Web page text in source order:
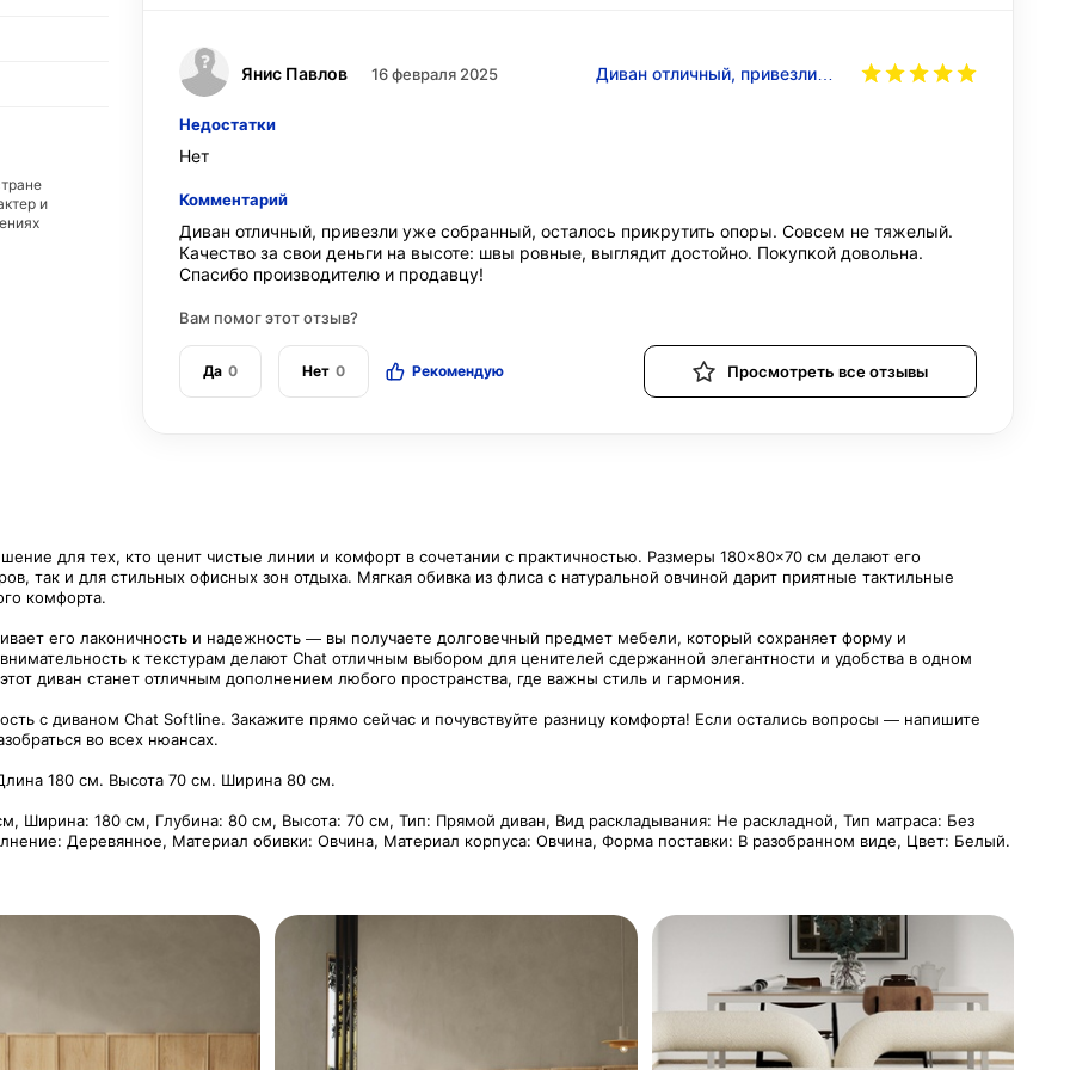
и
Янис Павлов 16 февраля 2025 Диван отличный, привезли…
Недостатки
Нет
Комментарий
Диван отличный, привезли уже собранный, осталось прикрутить опоры. Совсем не тяжелый.
Качество за свои деньги на высоте: швы ровные, выглядит достойно. Покупкой довольна.
Спасибо производителю и продавцу!
Вам помог этот отзыв?
Да 0 Нет 0 Рекомендую Просмотреть все отзывы
для тех, кто ценит чистые линии и комфорт в сочетании с практичностью. Размеры 180×80×70 см делают его
так и для стильных офисных зон отдыха. Мягкая обивка из флиса с натуральной овчиной дарит приятные тактильные
комфорта.
его лаконичность и надежность — вы получаете долговечный предмет мебели, который сохраняет форму и
к текстурам делают Chat отличным выбором для ценителей сдержанной элегантности и удобства в одном
диван станет отличным дополнением любого пространства, где важны стиль и гармония.
с диваном Chat Softline. Закажите прямо сейчас и почувствуйте разницу комфорта! Если остались вопросы — напишите
во всех нюансах.
180 см. Высота 70 см. Ширина 80 см.
Ширина: 180 см, Глубина: 80 см, Высота: 70 см, Тип: Прямой диван, Вид раскладывания: Не раскладной, Тип матраса: Без
Деревянное, Материал обивки: Овчина, Материал корпуса: Овчина, Форма поставки: В разобранном виде, Цвет: Белый.